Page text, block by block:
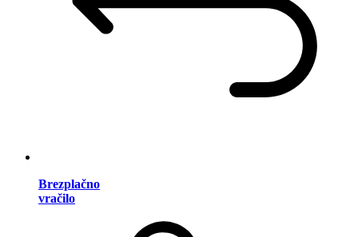
Brezplačno
vračilo